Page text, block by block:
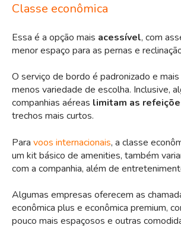
Classe econômica
Essa é a opção mais acessível, com
menor espaço para as pernas e
O serviço de bordo é padronizado e
menos variedade de escolha. Inclusive,
companhias aéreas limitam as
trechos mais curtos.
Para voos internacionais, a classe
um kit básico de amenities, também
com a companhia, além de
Algumas empresas oferecem as
econômica plus e econômica premium,
pouco mais espaçosos e outras